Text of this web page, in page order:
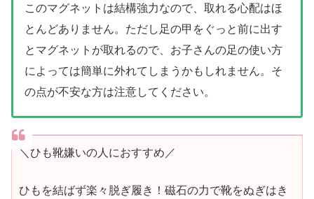
このマグネットは結構強力なので、取れる心配はほ
とんどありません。ただし足の甲をぐっと前に出す
とマグネットが取れるので、お子さんの足の使い方
によっては簡単に外れてしまうかもしれません。そ
の点が不安な方は注意してください。
＼ひも靴嫌いの人におすすめ／
ひもを結ばず楽々脱ぎ履き！磁石の力で靴をぬぎはき